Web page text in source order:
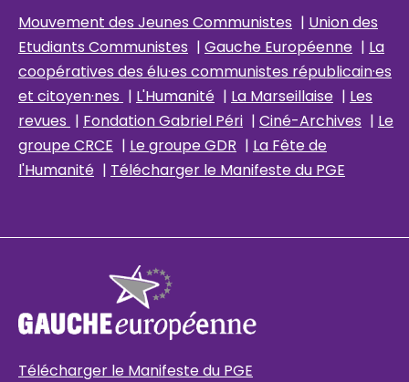
Mouvement des Jeunes Communistes | Union des
Etudiants Communistes | Gauche Européenne | La
coopératives des élu·es communistes républicain·es
et citoyen·nes | L'Humanité | La Marseillaise | Les
revues | Fondation Gabriel Péri | Ciné-Archives | Le
groupe CRCE | Le groupe GDR | La Fête de
l'Humanité | Télécharger le Manifeste du PGE
Télécharger le Manifeste du PGE